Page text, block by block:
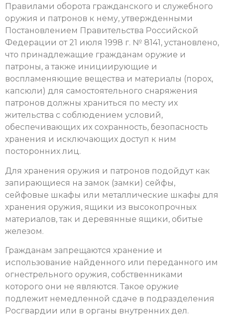
Правилами оборота гражданского и служебного
оружия и патронов к нему, утвержденными
Постановлением Правительства Российской
Федерации от 21 июля 1998 г. № 8141, установлено,
что принадлежащие гражданам оружие и
патроны, а также инициирующие и
воспламеняющие вещества и материалы (порох,
капсюли) для самостоятельного снаряжения
патронов должны храниться по месту их
жительства с соблюдением условий,
обеспечивающих их сохранность, безопасность
хранения и исключающих доступ к ним
посторонних лиц.
Для хранения оружия и патронов подойдут как
запирающиеся на замок (замки) сейфы,
сейфовые шкафы или металлические шкафы для
хранения оружия, ящики из высокопрочных
материалов, так и деревянные ящики, обитые
железом.
Гражданам запрещаются хранение и
использование найденного или переданного им
огнестрельного оружия, собственниками
которого они не являются. Такое оружие
подлежит немедленной сдаче в подразделения
Росгвардии или в органы внутренних дел.